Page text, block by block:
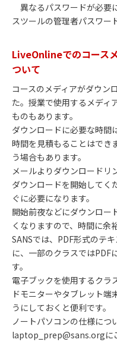
異なるパスワードが必要
スツールの管理者パスワー
LiveOnlineでのコース
ついて
コースのメディアがダウン
た。授業で使用するメディ
ものもあります。
ダウンロードに必要な時間
時間を見積もることはでき
う場合もあります。
メールよりダウンロードリ
ダウンロードを開始してく
ぐに必要になります。
開始前夜などにダウンロー
くなりますので、時間に余
SANSでは、PDF形式のテ
に、一部のクラスではPDF
す。
電子ブックを使用するクラ
ドモニターやタブレット端
うにしておくと便利です。
ノートパソコンの仕様につ
laptop_prep@sans.orgに